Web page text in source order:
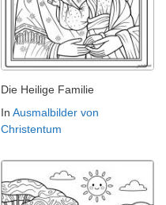
Die Heilige Familie
In Ausmalbilder von
Christentum